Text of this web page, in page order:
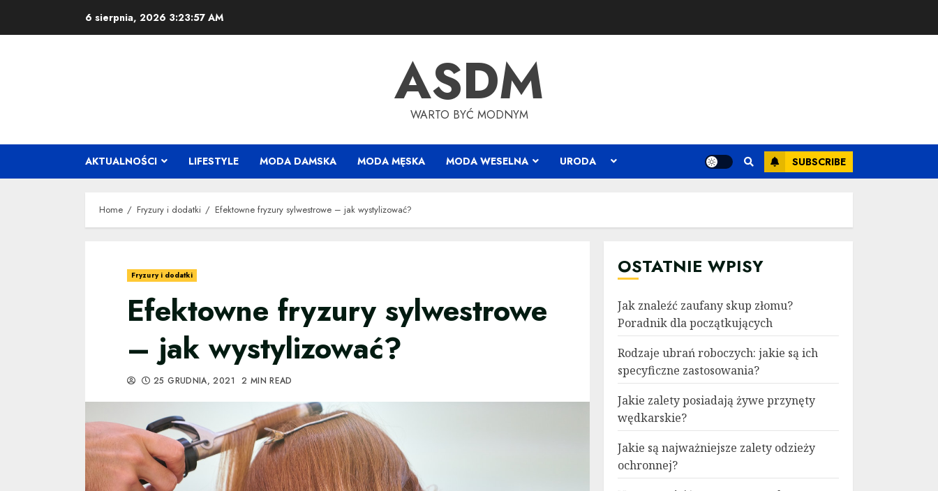
6 sierpnia, 2026 3:23:58 AM
ASDM
WARTO BYĆ MODNYM
AKTUALNOŚCI LIFESTYLE MODA DAMSKA MODA MĘSKA MODA WESELNA URODA SUBSCRIBE
Home Fryzury i dodatki Efektowne fryzury sylwestrowe – jak wystylizować?
Fryzury i dodatki
Efektowne fryzury sylwestrowe
– jak wystylizować?
25 GRUDNIA, 2021 2 MIN READ
OSTATNIE WPISY
Jak znaleźć zaufany skup złomu?
Poradnik dla początkujących
Rodzaje ubrań roboczych: jakie są ich
specyficzne zastosowania?
Jakie zalety posiadają żywe przynęty
wędkarskie?
Jakie są najważniejsze zalety odzieży
ochronnej?